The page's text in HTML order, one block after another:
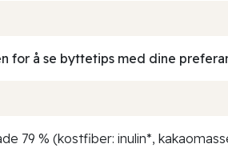
for å se byttetips med dine
79 % (kostfiber: inulin*,